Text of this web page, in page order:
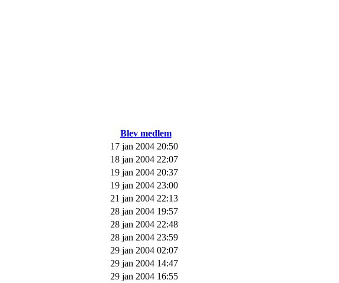
Blev medlem
17 jan 2004 20:50
18 jan 2004 22:07
19 jan 2004 20:37
19 jan 2004 23:00
21 jan 2004 22:13
28 jan 2004 19:57
28 jan 2004 22:48
28 jan 2004 23:59
29 jan 2004 02:07
29 jan 2004 14:47
29 jan 2004 16:55